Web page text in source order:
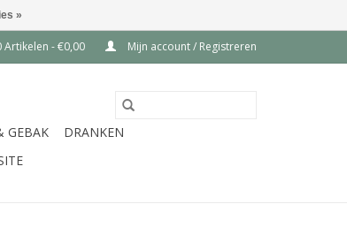
Artikelen - €0,00 Mijn account / Registreren
GEBAK
DRANKEN
»